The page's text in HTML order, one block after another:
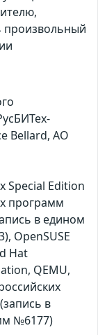
произвольный
Bellard, АО
Special Edition
программ
в едином
OpenSUSE
Hat
QEMU,
в
№6177)